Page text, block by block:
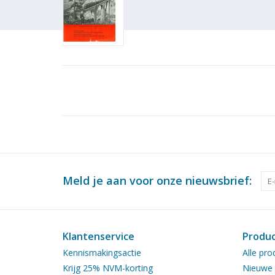
Meld je aan voor onze nieuwsbrief:
Klantenservice
Kennismakingsactie
Krijg 25% NVM-korting
Alle